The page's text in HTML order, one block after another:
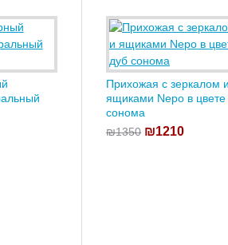
Прихожая с зеркалом
ящиками Nepo в цвете
сонома
₪1350 ₪1210